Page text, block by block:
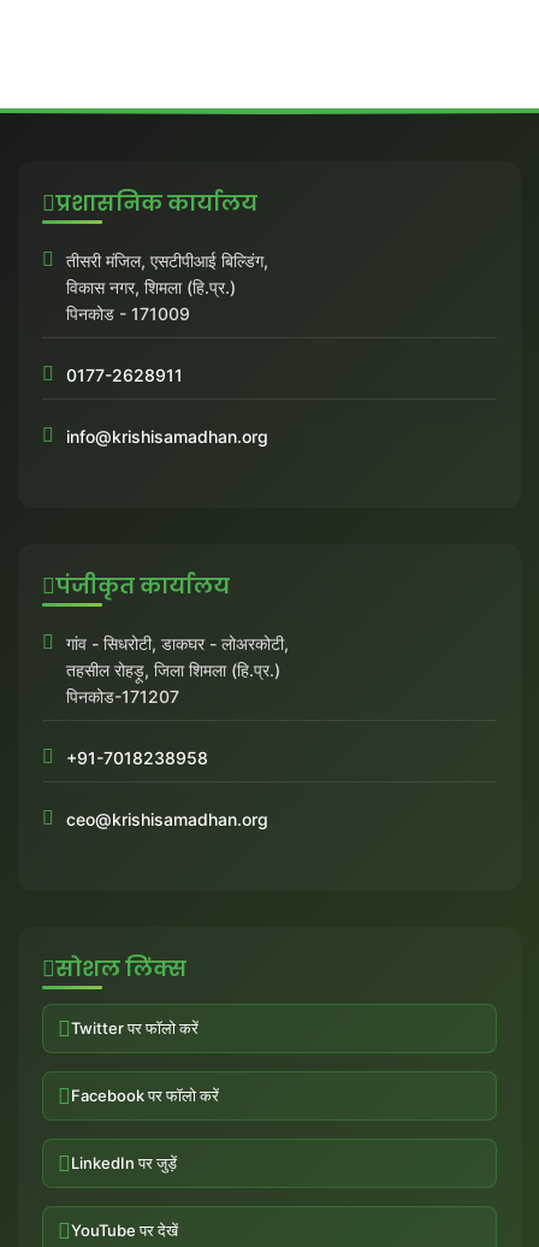
प्रशासनिक कार्यालय
तीसरी मंजिल, एसटीपीआई बिल्डिंग,
विकास नगर, शिमला (हि.प्र.)
पिनकोड - 171009
0177-2628911
info@krishisamadhan.org
पंजीकृत कार्यालय
गांव - सिधरोटी, डाकघर - लोअरकोटी,
तहसील रोहड़ू, जिला शिमला (हि.प्र.)
पिनकोड-171207
+91-7018238958
ceo@krishisamadhan.org
सोशल लिंक्स
Twitter पर फॉलो करें
Facebook पर फॉलो करें
LinkedIn पर जुड़ें
YouTube पर देखें